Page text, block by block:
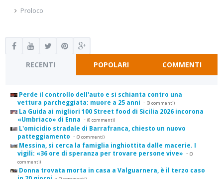
Proloco
RECENTI POPOLARI COMMENTI
Perde il controllo dell'auto e si schianta contro una
vettura parcheggiata: muore a 25 anni - (0 commenti)
La Guida ai migliori 100 Street food di Sicilia 2026 incorona
«Umbriaco» di Enna - (0 commenti)
L'omicidio stradale di Barrafranca, chiesto un nuovo
patteggiamento - (0 commenti)
Messina, si cerca la famiglia inghiottita dalle macerie. I
vigili: «36 ore di speranza per trovare persone vive» - (0
commenti)
Donna trovata morta in casa a Valguarnera, è il terzo caso